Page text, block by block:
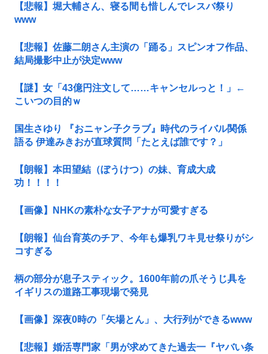
【悲報】堀大輔さん、寝る間も惜しんでレスバ祭り
www
【悲報】佐藤二朗さん主演の「踊る」スピンオフ作品、
結局撮影中止が決定www
【謎】女「43億円注文して……キャンセルっと！」←
こいつの目的ｗ
国生さゆり 『おニャン子クラブ』時代のライバル関係
語る 伊達みきおが直球質問「たとえば誰です？」
【朗報】本田望結（ぼうけつ）の妹、育成大成
功！！！！
【画像】NHKの素朴な女子アナが可愛すぎる
【朗報】仙台育英のチア、今年も爆乳ワキ見せ祭りがシ
コすぎる
柄の部分が息子スティック。1600年前の爪そうじ具を
イギリスの道路工事現場で発見
【画像】深夜0時の「矢場とん」、大行列ができるwww
【悲報】婚活専門家「男が求めてきた過去一『ヤバい条